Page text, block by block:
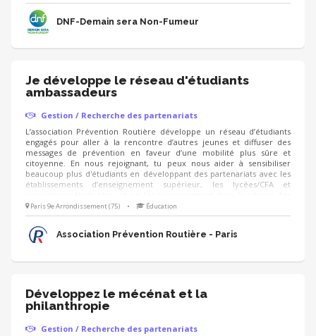
leur accord et fixer une date. Les équipes de l'étude réalisent ensuite
la mesure.
DNF-Demain sera Non-Fumeur
Je développe le réseau d'étudiants
ambassadeurs
Gestion / Recherche des partenariats
L’association Prévention Routière développe un réseau d’étudiants
engagés pour aller à la rencontre d’autres jeunes et diffuser des
messages de prévention en faveur d’une mobilité plus sûre et
citoyenne. En nous rejoignant, tu peux nous aider à sensibiliser
beaucoup plus d'étudiants en développant des partenariats avec les
établissements d’enseignement supérieur, les lycées/CFA et
étudiants ambassadeurs ! - identification d'établissements et réseaux
associatifs - prise de contact, présentation et mise en lien avec
l'équipe de permanents - organisation d’ateliers découverte auprès
des étudiants - aide au montage d'actions
Paris 9e Arrondissement (75) • Éducation
Association Prévention Routière - Paris
Développez le mécénat et la
philanthropie
Gestion / Recherche des partenariats